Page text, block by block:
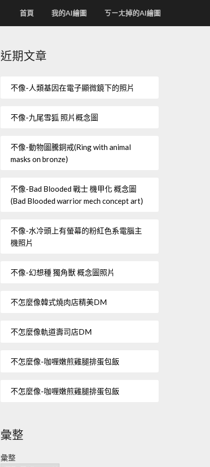
首頁 我的AI繪圖 ㄎㄧㄤ掉的AI繪圖
近期文章
不像-人類基因在電子顯微鏡下的照片
不像-九尾雪狐 照片概念圖
不像-動物圖騰銅戒(Ring with animal
masks on bronze)
不像-Bad Blooded 戰士 機甲化 概念圖
(Bad Blooded warrior mech concept art)
不像-水冷頭上有螢幕的粉紅色系電腦主
機照片
不像-幻想種 獨角獸 概念圖照片
不怎麼像韓式燒肉店精美DM
不怎麼像軌道壽司店DM
不怎麼像-咖喱嫩煎雞腿排蛋包飯
不怎麼像-咖喱嫩煎雞腿排蛋包飯
彙整
彙整